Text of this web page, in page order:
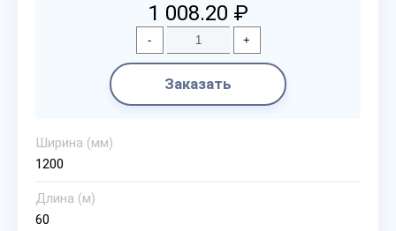
1 008.20 ₽
- +
Заказать
Ширина (мм)
1200
Длина (м)
60